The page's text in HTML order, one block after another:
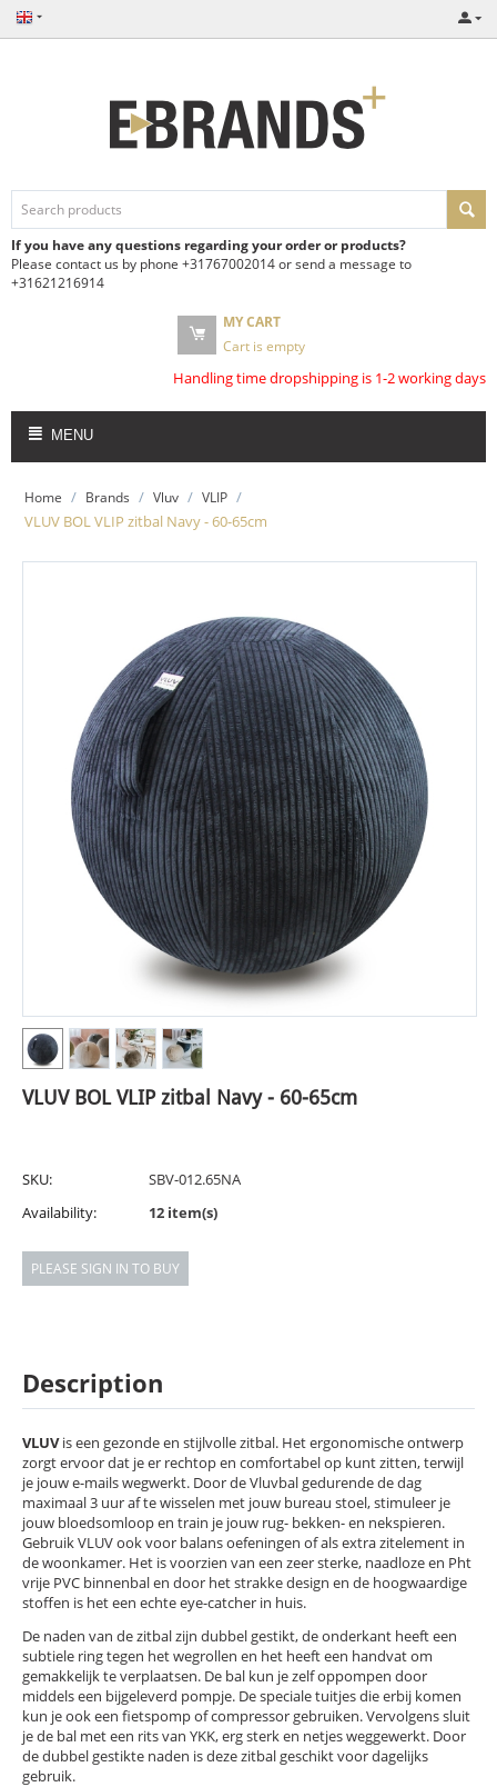
If you have any questions regarding your order or products?
Please contact us by phone +31767002014 or send a message to
+31621216914
MY CART
Cart is empty
Handling time dropshipping is 1-2 working days
MENU
Home / Brands / Vluv / VLIP /
VLUV BOL VLIP zitbal Navy - 60-65cm
VLUV BOL VLIP zitbal Navy - 60-65cm
SKU:
SBV-012.65NA
Availability:
12 item(s)
PLEASE SIGN IN TO BUY
Description
VLUVis een gezonde en stijlvolle zitbal. Het ergonomische ontwerp
zorgt ervoor dat je er rechtop en comfortabel op kunt zitten, terwijl
je jouw e-mails wegwerkt. Door de Vluvbal gedurende de dag
maximaal 3 uur af te wisselen met jouw bureau stoel, stimuleer je
jouw bloedsomloop en train je jouw rug- bekken- en nekspieren.
Gebruik VLUV ook voor balans oefeningen of als extra zitelement in
de woonkamer. Het is voorzien van een zeer sterke, naadloze en Pht
vrije PVC binnenbal en door het strakke design en de hoogwaardige
stoffen is het een echte eye-catcher in huis.
De naden van de zitbal zijn dubbel gestikt, de onderkant heeft een
subtiele ring tegen het wegrollen en het heeft een handvat om
gemakkelijk te verplaatsen. De bal kun je zelf oppompen door
middels een bijgeleverd pompje. De speciale tuitjes die erbij komen
kun je ook een fietspomp of compressor gebruiken. Vervolgens sluit
je de bal met een rits van YKK, erg sterk en netjes weggewerkt. Door
de dubbel gestikte naden is deze zitbal geschikt voor dagelijks
gebruik.